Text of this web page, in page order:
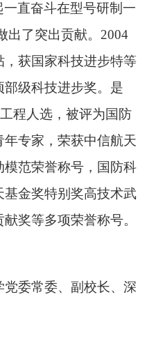
直奋斗在型号研制一
了突出贡献。 2004
获国家科技进步特等
级科技进步奖。是
程人选，被评为国防
专家，荣获中信航天
模范荣誉称号，国防科
金奖特别奖高技术武
奖等多项荣誉称号。
委常委、副校长、深